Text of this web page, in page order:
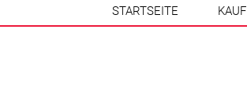
STARTSEITE KAUF